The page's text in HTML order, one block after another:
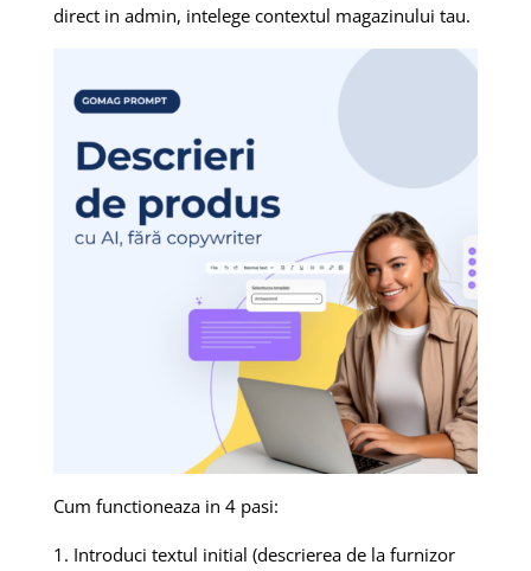
direct in admin, intelege contextul magazinului tau.
Cum functioneaza in 4 pasi:
Introduci textul initial (descrierea de la furnizor